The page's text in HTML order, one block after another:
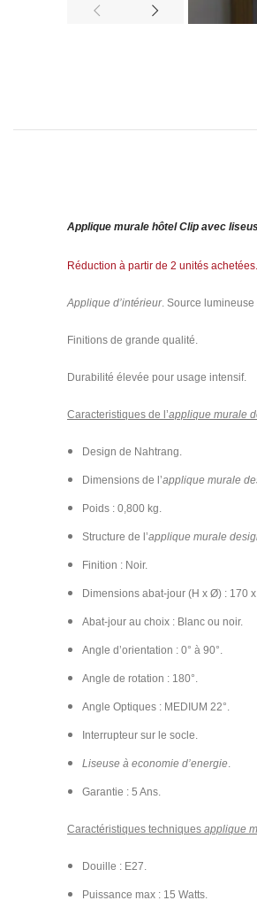
Applique murale hôtel Clip avec
Réduction à partir de 2 unités achetées.
Applique d’intérieur. Source
Finitions de grande qualité.
Durabilité élevée pour usage intensif.
Caracteristiques de l’applique murale
Design de Nahtrang.
Dimensions de l’applique murale
Poids : 0,800 kg.
Structure de l’applique murale
Finition : Noir.
Dimensions abat-jour (H x Ø) : 170
Abat-jour au choix : Blanc ou noir.
Angle d’orientation : 0° à 90°.
Angle de rotation : 180°.
Angle Optiques : MEDIUM 22°.
Interrupteur sur le socle.
Liseuse à economie d’energie.
Garantie : 5 Ans.
Caractéristiques techniques applique
Douille : E27.
Puissance max : 15 Watts.